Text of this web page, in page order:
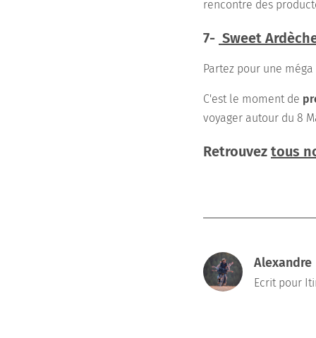
rencontre des
7- Sweet
Partez pour une
C'est le moment de
voyager autour du 8
Retrouvez tous
Alexandre
Ecrit pour